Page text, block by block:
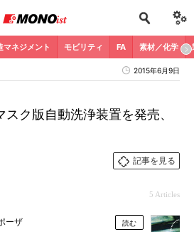
マネジメント モビリティ FA 素材／化学
2015年6月9日
ク版自動洗浄装置を発売、
記事を見る
5 Articles
ーザ 読む